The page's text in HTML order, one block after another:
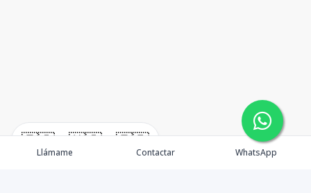
🇪🇸 🇺🇸 🇫🇷
Llámame Contactar WhatsApp